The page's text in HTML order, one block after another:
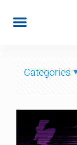
Categories